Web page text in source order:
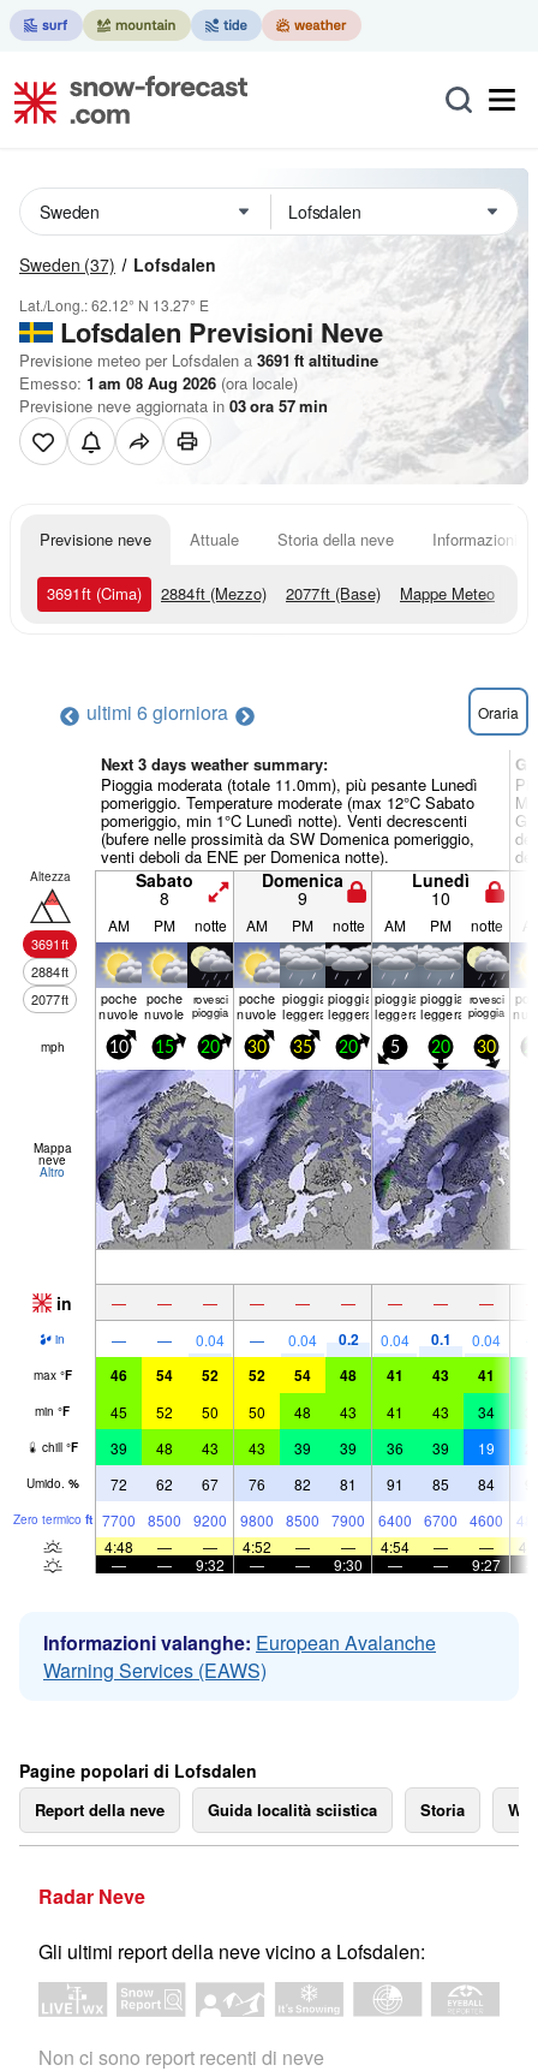
Sweden (37) Lofsdalen
Lat./Long.:62.12° N 13.27° E
Lofsdalen Previsioni Neve
Previsione meteo per Lofsdalen a 3691 ft altitudine
Emesso: 1 am 08 Aug 2026 (ora locale)
Previsione neve aggiornata in 03ora 57min
Previsione neve Attuale Storia della neve Informazioni
3691ft (Cima) 2884ft (Mezzo) 2077ft (Base) Mappe Meteo
ultimi 6 giorniora Oraria
Next 3 days weather summary:
Pioggia moderata (totale 11.0mm), più pesante Lunedì
pomeriggio. Temperature moderate (max 12°C Sabato
pomeriggio, min 1°C Lunedì notte). Venti decrescenti
(bufere nelle prossimità da SW Domenica pomeriggio,
venti deboli da ENE per Domenica notte).
Altezza
3691ft
2884ft
2077ft
Sabato
8
Domenica
9
Lunedì
10
AM PM notte AM PM notte AM PM notte
poche
nuvole
poche
nuvole
rovesci
pioggia
poche
nuvole
pioggia
leggera
pioggia
leggera
pioggia
leggera
pioggia
leggera
rovesci
pioggia
mph 10 15 20 30 35 20 5 20 30
Mappa
neve
Altro
in — — — — — — — — —
in — — 0.04 — 0.04 0.2 0.04 0.1 0.04
max °F 46 54 52 52 54 48 41 43 41
min °F 45 52 50 50 48 43 41 43 34
chill °F 39 48 43 43 39 39 36 39 19
Umido. % 72 62 67 76 82 81 91 85 84
Zero termico ft 7700 8500 9200 9800 8500 7900 6400 6700 4600
4:48
— — 4:52 — — 4:54 — —
—
— 9:32 — — 9:30 — — 9:27
Informazioni valanghe: European Avalanche
Warning Services (EAWS)
Pagine popolari di Lofsdalen
Report della neve Guida località sciistica Storia
Radar Neve
Gli ultimi report della neve vicino a Lofsdalen:
Non ci sono report recenti di neve